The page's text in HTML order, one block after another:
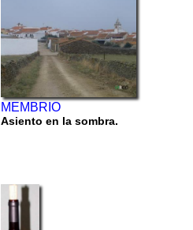
MEMBRIO
Asiento en la sombra.